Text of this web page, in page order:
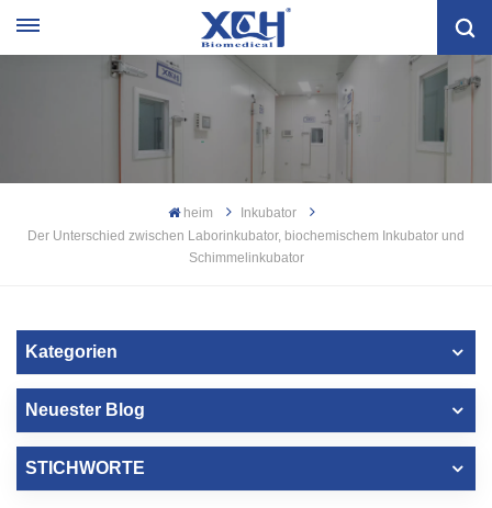
heim
Inkubator
Der Unterschied zwischen Laborinkubator, biochemischem Inkubator und
Schimmelinkubator
Kategorien
Neuester Blog
STICHWORTE